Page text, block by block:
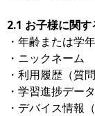
2.1 お子様に関す
・年齢または学
・ニックネーム
・利用履歴（質
・学習進捗データ
・デバイス情報